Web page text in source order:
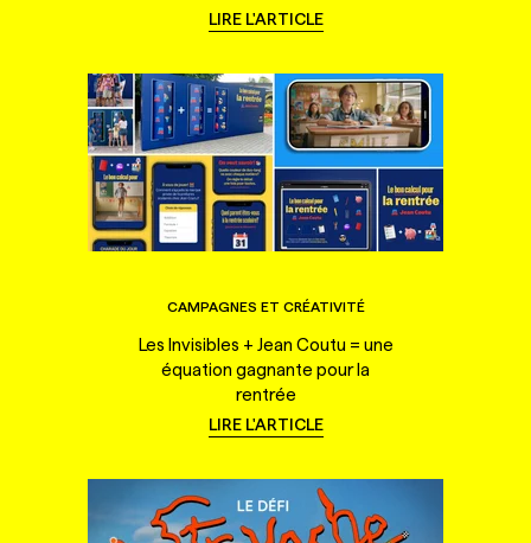
LIRE L'ARTICLE
CAMPAGNES ET CRÉATIVITÉ
Les Invisibles + Jean Coutu = une
équation gagnante pour la
rentrée
LIRE L'ARTICLE